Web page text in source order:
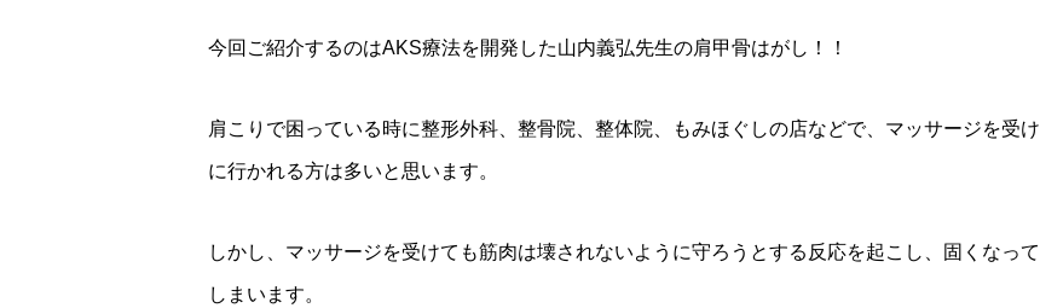
今回ご紹介するのはAKS療法を開発した山内義弘先生の肩甲骨はがし！！
肩こりで困っている時に整形外科、整骨院、整体院、もみほぐしの店などで、マッサージを受け
に行かれる方は多いと思います。
しかし、マッサージを受けても筋肉は壊されないように守ろうとする反応を起こし、固くなって
しまいます。